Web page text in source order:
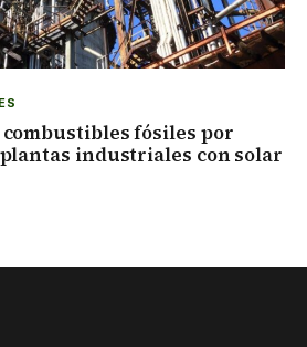
fósiles por
industriales con solar